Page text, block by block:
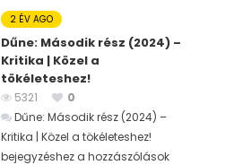
2 ÉV AGO
Dűne: Második rész (2024) –
Kritika | Közel a
tökéleteshez!
5321
0
Dűne: Második rész (2024) –
Kritika | Közel a tökéleteshez!
bejegyzéshez a hozzászólások